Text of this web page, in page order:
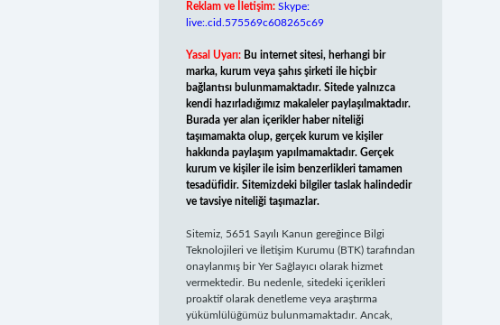
Reklam ve İletişim: Skype:
live:.cid.575569c608265c69
Yasal Uyarı: Bu internet sitesi, herhangi bir
marka, kurum veya şahıs şirketi ile hiçbir
bağlantısı bulunmamaktadır. Sitede yalnızca
kendi hazırladığımız makaleler paylaşılmaktadır.
Burada yer alan içerikler haber niteliği
taşımamakta olup, gerçek kurum ve kişiler
hakkında paylaşım yapılmamaktadır. Gerçek
kurum ve kişiler ile isim benzerlikleri tamamen
tesadüfidir. Sitemizdeki bilgiler taslak halindedir
ve tavsiye niteliği taşımazlar.
Sitemiz, 5651 Sayılı Kanun gereğince Bilgi
Teknolojileri ve İletişim Kurumu (BTK) tarafından
onaylanmış bir Yer Sağlayıcı olarak hizmet
vermektedir. Bu nedenle, sitedeki içerikleri
proaktif olarak denetleme veya araştırma
yükümlülüğümüz bulunmamaktadır. Ancak,